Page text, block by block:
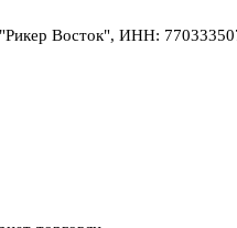
Восток", ИНН: